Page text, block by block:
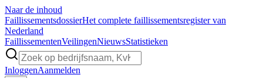
Naar de inhoud
FaillissementsdossierHet complete faillissementsregister van
Nederland
FaillissementenVeilingenNieuwsStatistieken
InloggenAanmelden